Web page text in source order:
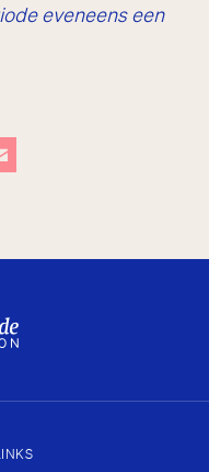
eveneens een